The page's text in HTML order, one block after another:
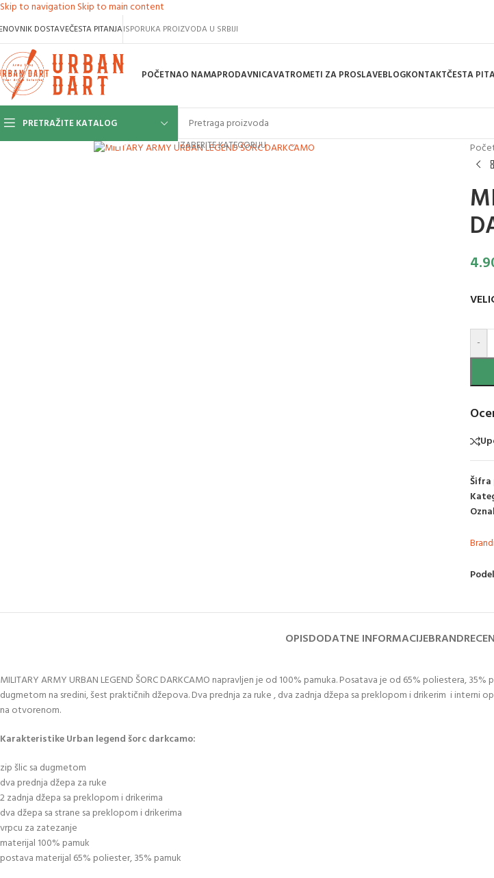
Skip to navigation Skip to main content
DOSTAVEČESTA PITANJAISPORUKA PROIZVODA U SRBIJI
POČETNAO NAMAPRODAVNICAVATROMETI ZA PROSLAVEBLOGKONTAKTČESTA
PRETRAŽITE KATALOG
IZABERITE KATEGORIJU
Klikni za uvećanje slike
-
Šifra
OPISDODATNE INFORMACIJEBRAND
MILITARY ARMY URBAN LEGEND ŠORC DARKCAMO napravljen je od 100% pamuka. Posatava je od 65% poliestera,
dugmetom na sredini, šest praktičnih džepova. Dva prednja za ruke , dva zadnja džepa sa preklopom i drikerim i interni
na otvorenom.
Karakteristike Urban legend šorc darkcamo:
zip šlic sa dugmetom
dva prednja džepa za ruke
2 zadnja džepa sa preklopom i drikerima
dva džepa sa strane sa preklopom i drikerima
vrpcu za zatezanje
materijal 100% pamuk
postava materijal 65% poliester, 35% pamuk